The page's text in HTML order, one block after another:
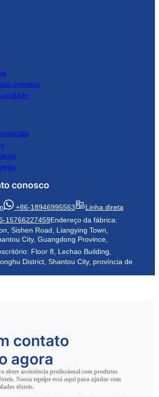
conosco
conosco
+86-18946995563
Linha direta
15766227459Endereço da fábrica:
Sishen Road, Liangying Town,
City, Guangdong Province,
Floor 8, Lechao Building,
District, Shantou City, província de
contato
agora
obter assistência profissional com produtos
Nossa equipe está aqui para ajudar com
têxteis.